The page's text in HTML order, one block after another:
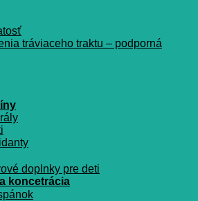
tráviaceho traktu – podporná
doplnky pre deti
koncetrácia